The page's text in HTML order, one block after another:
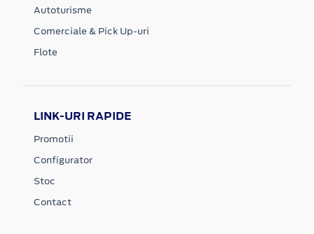
Autoturisme
Comerciale & Pick Up-uri
Flote
LINK-URI RAPIDE
Promotii
Configurator
Stoc
Contact